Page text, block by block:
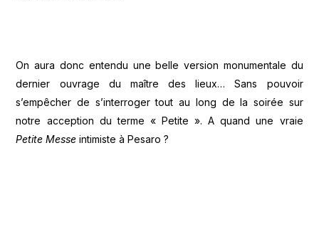
On aura donc entendu une belle version monumentale du
dernier ouvrage du maître des lieux… Sans pouvoir
s’empêcher de s’interroger tout au long de la soirée sur
notre acception du terme « Petite ». A quand une vraie
Petite Messe intimiste à Pesaro ?